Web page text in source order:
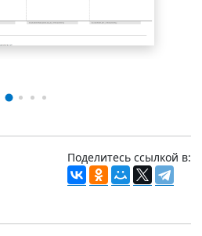
Поделитесь ссылкой в: